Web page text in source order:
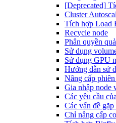
[Deprecated]
Cluster
Tích hợp Load
Recycle node
Phân quyền
Sử dụng
Sử dụng GPU
Hướng dẫn sử
Nâng cấp
Gia nhập node
Các yêu cầu
Các vấn đề
Chỉ nâng cấp